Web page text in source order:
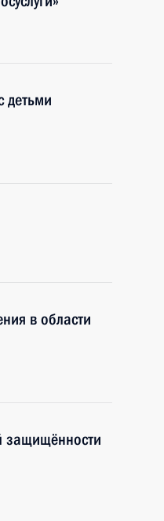
детьми
в области
защищённости